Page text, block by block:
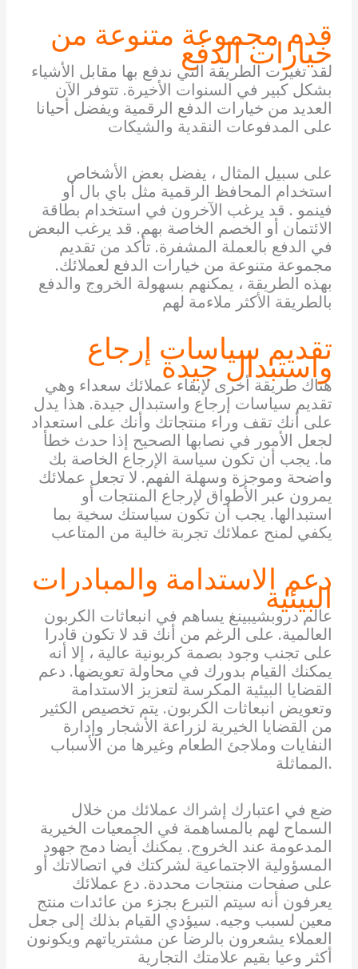
قدم مجموعة متنوعة من
خيارات الدفع
لقد تغيرت الطريقة التي ندفع بها مقابل الأشياء
بشكل كبير في السنوات الأخيرة. تتوفر الآن
العديد من خيارات الدفع الرقمية ويفضل أحيانا
على المدفوعات النقدية والشيكات
على سبيل المثال ، يفضل بعض الأشخاص
استخدام المحافظ الرقمية مثل باي بال أو
فينمو . قد يرغب الآخرون في استخدام بطاقة
الائتمان أو الخصم الخاصة بهم. قد يرغب البعض
في الدفع بالعملة المشفرة. تأكد من تقديم
مجموعة متنوعة من خيارات الدفع لعملائك.
بهذه الطريقة ، يمكنهم بسهولة الخروج والدفع
بالطريقة الأكثر ملاءمة لهم
تقديم سياسات إرجاع
واستبدال جيدة
هناك طريقة أخرى لإبقاء عملائك سعداء وهي
تقديم سياسات إرجاع واستبدال جيدة. هذا يدل
على أنك تقف وراء منتجاتك وأنك على استعداد
لجعل الأمور في نصابها الصحيح إذا حدث خطأ
ما. يجب أن تكون سياسة الإرجاع الخاصة بك
واضحة وموجزة وسهلة الفهم. لا تجعل عملائك
يمرون عبر الأطواق لإرجاع المنتجات أو
استبدالها. يجب أن تكون سياستك سخية بما
يكفي لمنح عملائك تجربة خالية من المتاعب
دعم الاستدامة والمبادرات
البيئية
عالم دروبشيبينغ يساهم في انبعاثات الكربون
العالمية. على الرغم من أنك قد لا تكون قادرا
على تجنب وجود بصمة كربونية عالية ، إلا أنه
يمكنك القيام بدورك في محاولة تعويضها. دعم
القضايا البيئية المكرسة لتعزيز الاستدامة
وتعويض انبعاثات الكربون. يتم تخصيص الكثير
من القضايا الخيرية لزراعة الأشجار وإدارة
النفايات وملاجئ الطعام وغيرها من الأسباب
المماثلة.
ضع في اعتبارك إشراك عملائك من خلال
السماح لهم بالمساهمة في الجمعيات الخيرية
المدعومة عند الخروج. يمكنك أيضا دمج جهود
المسؤولية الاجتماعية لشركتك في اتصالاتك أو
على صفحات منتجات محددة. دع عملائك
يعرفون أنه سيتم التبرع بجزء من عائدات منتج
معين لسبب وجيه. سيؤدي القيام بذلك إلى جعل
العملاء يشعرون بالرضا عن مشترياتهم ويكونون
أكثر وعيا بقيم علامتك التجارية